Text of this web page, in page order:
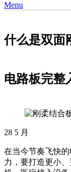
Menu
什么是双面
电路板完整
28 5 月
在当今节奏飞快
力，要打造更小